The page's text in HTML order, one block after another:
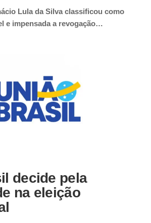
Lula da Silva classificou como
e impensada a revogação…
decide pela
na eleição